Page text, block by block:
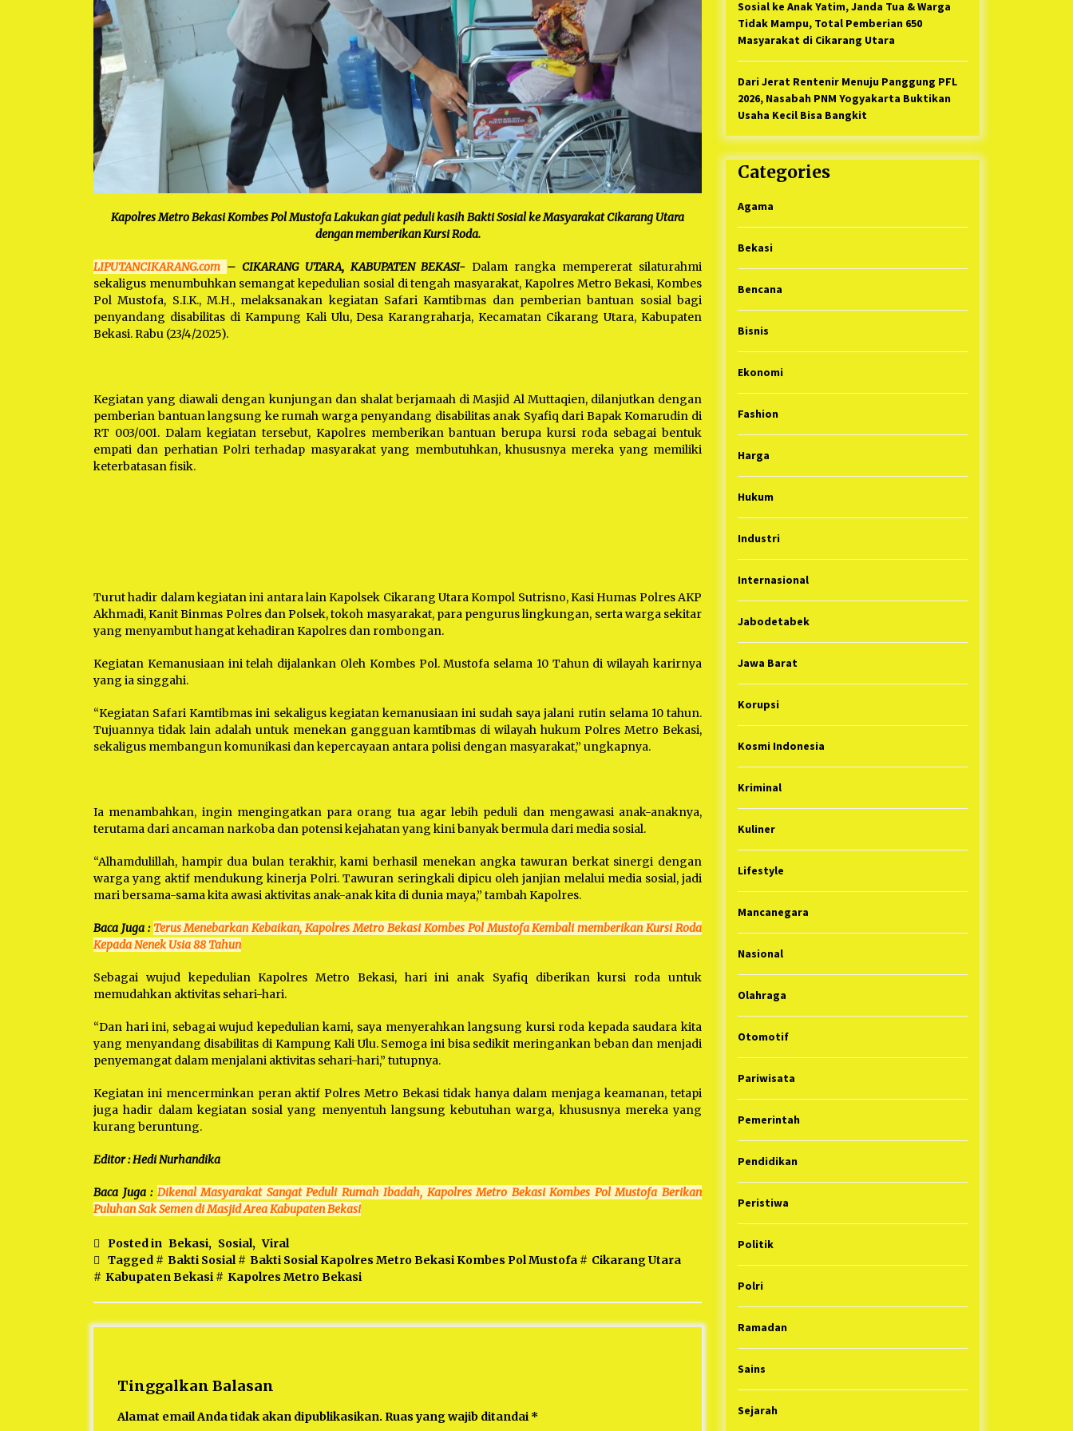
Kapolres Metro Bekasi Kombes Pol Mustofa Lakukan giat peduli kasih Bakti Sosial ke Masyarakat Cikarang Utara
dengan memberikan Kursi Roda.
LIPUTANCIKARANG.com – CIKARANG UTARA, KABUPATEN BEKASI-Dalam rangka mempererat silaturahmi
sekaligus menumbuhkan semangat kepedulian sosial di tengah masyarakat, Kapolres Metro Bekasi, Kombes
Pol Mustofa, S.I.K., M.H., melaksanakan kegiatan Safari Kamtibmas dan pemberian bantuan sosial bagi
penyandang disabilitas di Kampung Kali Ulu, Desa Karangraharja, Kecamatan Cikarang Utara, Kabupaten
Bekasi. Rabu (23/4/2025).
Kegiatan yang diawali dengan kunjungan dan shalat berjamaah di Masjid Al Muttaqien, dilanjutkan dengan
pemberian bantuan langsung ke rumah warga penyandang disabilitas anak Syafiq dari Bapak Komarudin di
RT 003/001. Dalam kegiatan tersebut, Kapolres memberikan bantuan berupa kursi roda sebagai bentuk
empati dan perhatian Polri terhadap masyarakat yang membutuhkan, khususnya mereka yang memiliki
keterbatasan fisik.
Turut hadir dalam kegiatan ini antara lain Kapolsek Cikarang Utara Kompol Sutrisno, Kasi Humas Polres AKP
Akhmadi, Kanit Binmas Polres dan Polsek, tokoh masyarakat, para pengurus lingkungan, serta warga sekitar
yang menyambut hangat kehadiran Kapolres dan rombongan.
Kegiatan Kemanusiaan ini telah dijalankan Oleh Kombes Pol. Mustofa selama 10 Tahun di wilayah karirnya
yang ia singgahi.
“Kegiatan Safari Kamtibmas ini sekaligus kegiatan kemanusiaan ini sudah saya jalani rutin selama 10 tahun.
Tujuannya tidak lain adalah untuk menekan gangguan kamtibmas di wilayah hukum Polres Metro Bekasi,
sekaligus membangun komunikasi dan kepercayaan antara polisi dengan masyarakat,” ungkapnya.
Ia menambahkan, ingin mengingatkan para orang tua agar lebih peduli dan mengawasi anak-anaknya,
terutama dari ancaman narkoba dan potensi kejahatan yang kini banyak bermula dari media sosial.
“Alhamdulillah, hampir dua bulan terakhir, kami berhasil menekan angka tawuran berkat sinergi dengan
warga yang aktif mendukung kinerja Polri. Tawuran seringkali dipicu oleh janjian melalui media sosial, jadi
mari bersama-sama kita awasi aktivitas anak-anak kita di dunia maya,” tambah Kapolres.
Baca Juga :Terus Menebarkan Kebaikan, Kapolres Metro Bekasi Kombes Pol Mustofa Kembali memberikan Kursi Roda
Kepada Nenek Usia 88 Tahun
Sebagai wujud kepedulian Kapolres Metro Bekasi, hari ini anak Syafiq diberikan kursi roda untuk
memudahkan aktivitas sehari-hari.
“Dan hari ini, sebagai wujud kepedulian kami, saya menyerahkan langsung kursi roda kepada saudara kita
yang menyandang disabilitas di Kampung Kali Ulu. Semoga ini bisa sedikit meringankan beban dan menjadi
penyemangat dalam menjalani aktivitas sehari-hari,” tutupnya.
Kegiatan ini mencerminkan peran aktif Polres Metro Bekasi tidak hanya dalam menjaga keamanan, tetapi
juga hadir dalam kegiatan sosial yang menyentuh langsung kebutuhan warga, khususnya mereka yang
kurang beruntung.
Editor : Hedi Nurhandika
Baca Juga : Dikenal Masyarakat Sangat Peduli Rumah Ibadah, Kapolres Metro Bekasi Kombes Pol Mustofa Berikan
Puluhan Sak Semen di Masjid Area Kabupaten Bekasi
Posted in Bekasi, Sosial, Viral
Tagged # Bakti Sosial# Bakti Sosial Kapolres Metro Bekasi Kombes Pol Mustofa # Cikarang Utara
# Kabupaten Bekasi # Kapolres Metro Bekasi
Tinggalkan Balasan
Alamat email Anda tidak akan dipublikasikan. Ruas yang wajib ditandai *
Sosial ke Anak Yatim, Janda Tua & Warga
Tidak Mampu, Total Pemberian 650
Masyarakat di Cikarang Utara
Dari Jerat Rentenir Menuju Panggung PFL
2026, Nasabah PNM Yogyakarta Buktikan
Usaha Kecil Bisa Bangkit
Categories
Agama
Bekasi
Bencana
Bisnis
Ekonomi
Fashion
Harga
Hukum
Industri
Internasional
Jabodetabek
Jawa Barat
Korupsi
Kosmi Indonesia
Kriminal
Kuliner
Lifestyle
Mancanegara
Nasional
Olahraga
Otomotif
Pariwisata
Pemerintah
Pendidikan
Peristiwa
Politik
Polri
Ramadan
Sains
Sejarah